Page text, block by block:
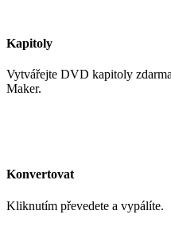
Kapitoly
Vytvářejte DVD kapitoly
Maker.
Konvertovat
Kliknutím převedete a vypálíte.